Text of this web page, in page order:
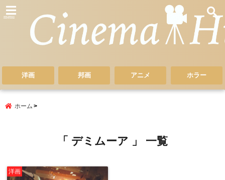
menu
洋画 邦画 アニメ ホラー
ホーム
「 デミムーア 」 一覧
洋画